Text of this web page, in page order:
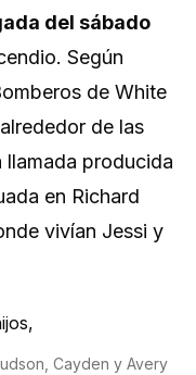
del sábado
Según
de White
de las
llamada producida
en Richard
vivían Jessi y
Cayden y Avery